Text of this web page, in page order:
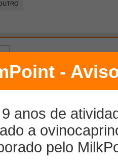
- 1 de 1
- 1 de 1